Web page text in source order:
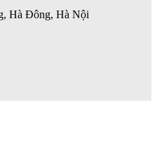
Hà Đông, Hà Nội